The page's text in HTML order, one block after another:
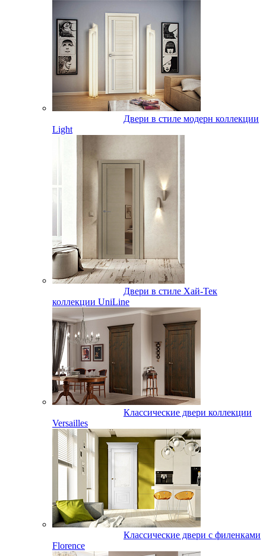
Двери в стиле модерн коллекции
Light
Двери в стиле Хай-Тек
коллекции UniLine
Классические двери коллекции
Versailles
Классические двери с филенками
Florence